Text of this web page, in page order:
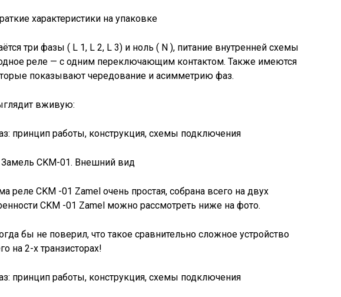
характеристики на упаковке
три фазы ( L 1, L 2, L 3) и ноль ( N ), питание внутренней схемы
реле — с одним переключающим контактом. Также имеются
показывают чередование и асимметрию фаз.
вживую:
CKM-01. Внешний вид
реле CKM -01 Zamel очень простая, собрана всего на двух
CKM -01 Zamel можно рассмотреть ниже на фото.
бы не поверил, что такое сравнительно сложное устройство
на 2-х транзисторах!